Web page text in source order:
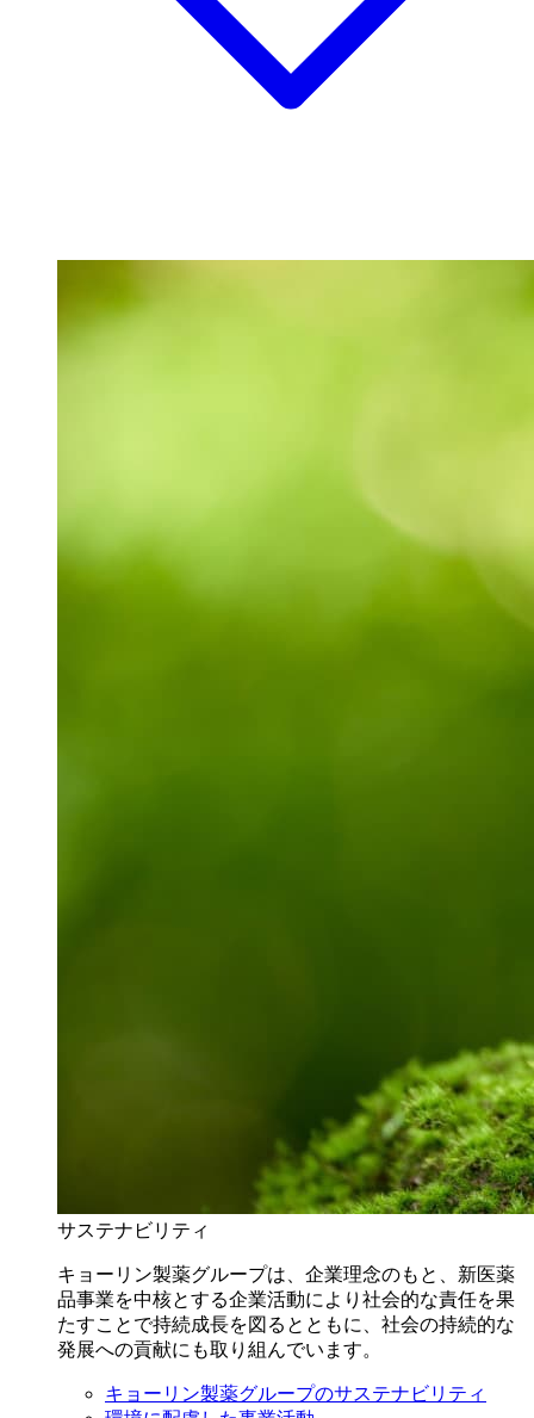
サステナビリティ
キョーリン製薬グループは、企業理念のもと、新医薬
品事業を中核とする企業活動により社会的な責任を果
たすことで持続成長を図るとともに、社会の持続的な
発展への貢献にも取り組んでいます。
キョーリン製薬グループのサステナビリティ